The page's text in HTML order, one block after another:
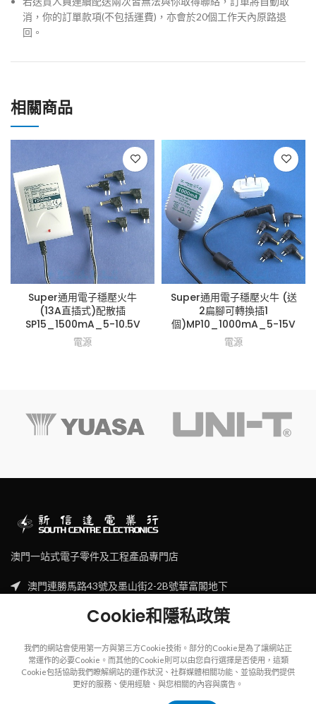
消，你的訂單款項(不包括運費)，亦會於20個工作天內原路退
回。
相關商品
Super通用電子穩壓火牛
(13A直插式)配散插
SP15_1500mA_5-10.5V
電源
Super通用電子穩壓火牛 (送
2扁腳可轉換插1
個)MP10_1000mA_5-15V
電源
澳門一站式電子零件及工程產品專門店
澳門連勝馬路43號及墨山街2-2B號華富閣地下
2023SOUTH CENTRE ELECTRIONCISAll rights reserved.
Cookie和隱私政策
我們的網站會使用第一方與第三方Cookie技術。部分的Cookie是為了讓網站正
常運作的必要Cookie。而其他的Cookie則可以由您自行選擇是否使用，這類
Cookie包括協助我們瞭解網站的運作狀況、社群媒體相關功能、並協助我們提供
更好的服務、使用經驗、與您相關的內容與廣告。